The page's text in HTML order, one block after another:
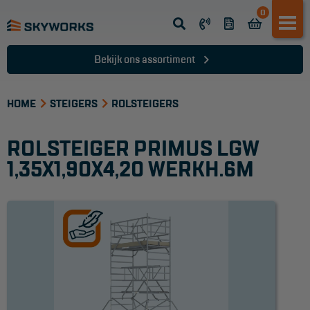
0
Opsteek ladder
Schuifladder
Telescopische ladder
Ladder accessoires
Bekijk ons assortiment
HOME STEIGERS ROLSTEIGERS
ROLSTEIGER PRIMUS LGW
1,35X1,90X4,20 WERKH.6M